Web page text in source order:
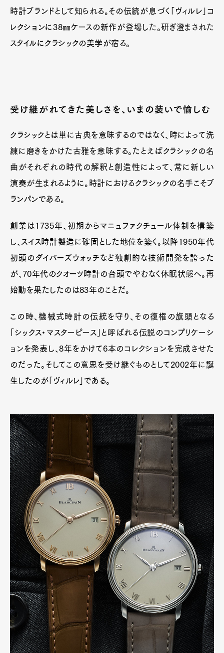
Art&Design WatchFashion
GourmetCars
時計ブランドとして知られる。その伝統が息づく「ヴィルレ」コ
レクションに38㎜ケースの新作が登場した。研ぎ澄まされた
スタイルにクラシックの美学が宿る。
受け継がれてきた美しさを、いまの装いで愉しむ
クラシックとは単に古典を意味するのではなく、時によって洗
練に磨きをかけた古雅を意味する。たとえばクラシックの名
曲がそれぞれの時代の解釈と創造性によって、常に新しい
演奏が生まれるように。時計におけるクラシックの名手こそブ
ランパンである。
創業は1735年、初期からマニュファクチュール体制を構築
し、スイス時計製造に確固とした地位を築く。以降1950年代
初頭のダイバーズウォッチなど独創的な技術開発を誇った
が、70年代のクオーツ時計の台頭でやむなく休眠状態へ。再
始動を果たしたのは83年のことだ。
この時、機械式時計の伝統を守り、その復権の旗頭となる
「シックス・マスターピース」と呼ばれる伝説のコンプリケーシ
ョンを発表し、8年をかけて6本のコレクションを完成させた
のだった。そしてこの意思を受け継ぐものとして2002年に誕
生したのが「ヴィルレ」である。